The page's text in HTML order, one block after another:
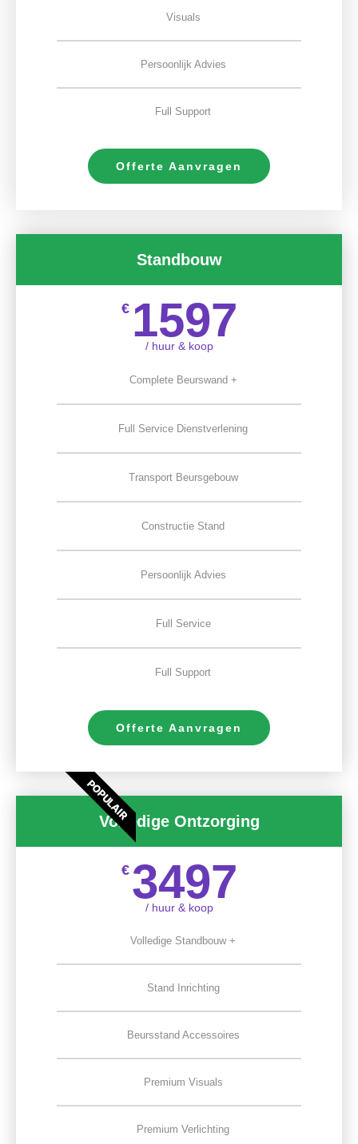
Visuals
Persoonlijk Advies
Full Support
Offerte Aanvragen
Standbouw
€ 1597
/ huur & koop
Complete Beurswand +
Full Service Dienstverlening
Transport Beursgebouw
Constructie Stand
Persoonlijk Advies
Full Service
Full Support
Offerte Aanvragen
POPULAIR
Volledige Ontzorging
€ 3497
/ huur & koop
Volledige Standbouw +
Stand Inrichting
Beursstand Accessoires
Premium Visuals
Premium Verlichting